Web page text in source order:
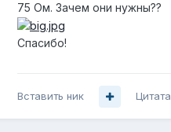
75 Ом. Зачем они нужны??
Спасибо!
Вставить ник Цитата